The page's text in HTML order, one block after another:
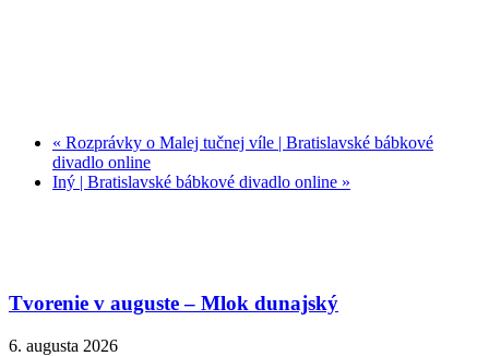
« Rozprávky o Malej tučnej víle | Bratislavské bábkové
divadlo online
Iný | Bratislavské bábkové divadlo online »
Tvorenie v auguste – Mlok dunajský
6. augusta 2026